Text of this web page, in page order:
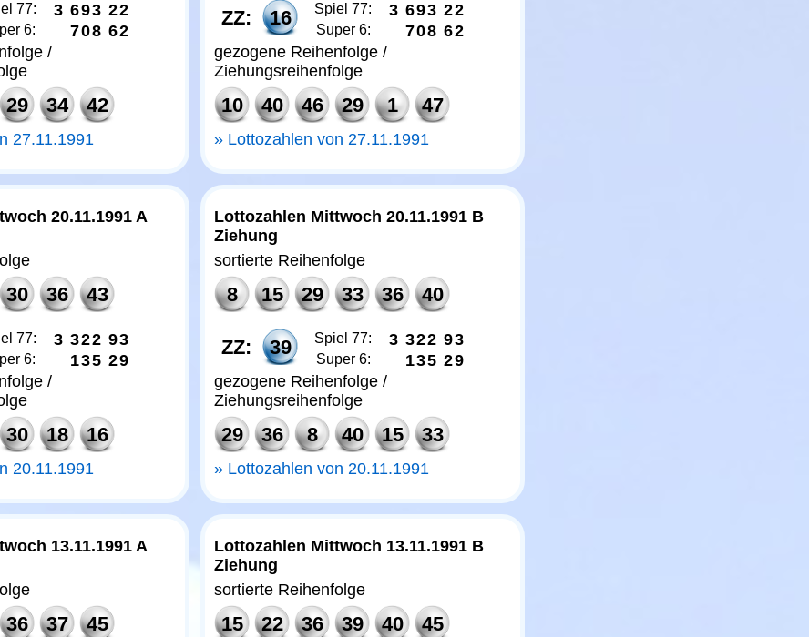
77: 3 693 22
6: 708 62
/
29 34 42
27.11.1991
ZZ: 16 Spiel 77: 3 693 22
Super 6: 708 62
gezogene Reihenfolge /
Ziehungsreihenfolge
10 40 46 29 1 47
Lottozahlen von 27.11.1991
20.11.1991 A
30 36 43
77: 3 322 93
6: 135 29
/
30 18 16
20.11.1991
Lottozahlen Mittwoch 20.11.1991 B
Ziehung
sortierte Reihenfolge
8 15 29 33 36 40
ZZ: 39 Spiel 77: 3 322 93
Super 6: 135 29
gezogene Reihenfolge /
Ziehungsreihenfolge
29 36 8 40 15 33
Lottozahlen von 20.11.1991
13.11.1991 A
36 37 45
Lottozahlen Mittwoch 13.11.1991 B
Ziehung
sortierte Reihenfolge
15 22 36 39 40 45